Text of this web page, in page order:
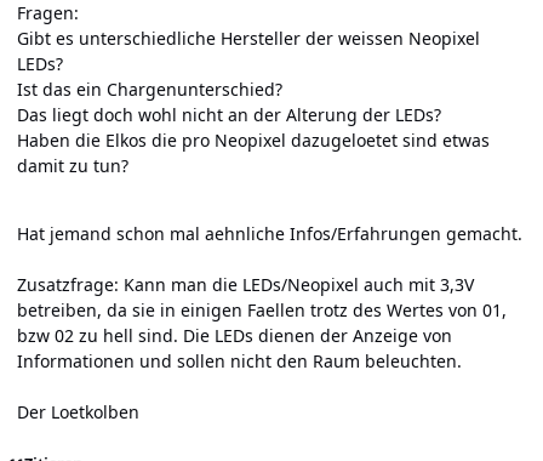
Fragen:
Gibt es unterschiedliche Hersteller der weissen Neopixel
LEDs?
Ist das ein Chargenunterschied?
Das liegt doch wohl nicht an der Alterung der LEDs?
Haben die Elkos die pro Neopixel dazugeloetet sind etwas
damit zu tun?
Hat jemand schon mal aehnliche Infos/Erfahrungen gemacht.
Zusatzfrage: Kann man die LEDs/Neopixel auch mit 3,3V
betreiben, da sie in einigen Faellen trotz des Wertes von 01,
bzw 02 zu hell sind. Die LEDs dienen der Anzeige von
Informationen und sollen nicht den Raum beleuchten.
Der Loetkolben